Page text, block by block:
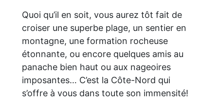
Quoi qu’il en soit, vous aurez tôt fait de
croiser une superbe plage, un sentier en
montagne, une formation rocheuse
étonnante, ou encore quelques amis au
panache bien haut ou aux nageoires
imposantes… C’est la Côte-Nord qui
s’offre à vous dans toute son immensité!